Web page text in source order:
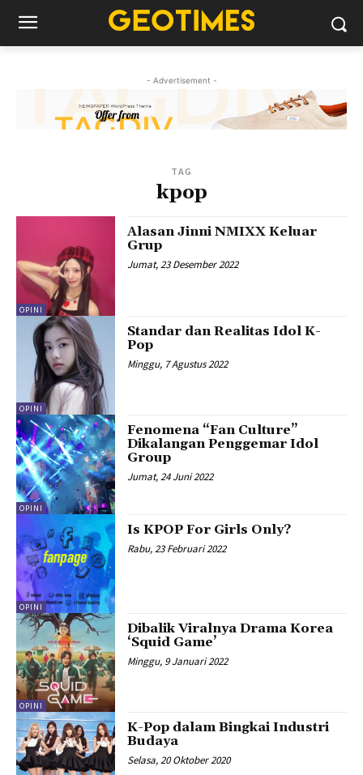
- Advertisement -
TAG
kpop
OPINI
Alasan Jinni NMIXX Keluar
Grup
Jumat, 23 Desember 2022
OPINI
Standar dan Realitas Idol K-
Pop
Minggu, 7 Agustus 2022
OPINI
Fenomena “Fan Culture”
Dikalangan Penggemar Idol
Group
Jumat, 24 Juni 2022
OPINI
Is KPOP For Girls Only?
Rabu, 23 Februari 2022
OPINI
Dibalik Viralnya Drama Korea
‘Squid Game’
Minggu, 9 Januari 2022
K-Pop dalam Bingkai Industri
Budaya
Selasa, 20 Oktober 2020